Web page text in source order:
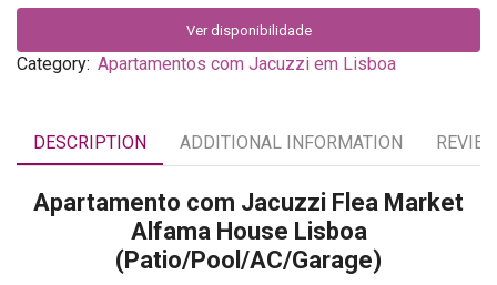
Ver disponibilidade
Category: Apartamentos com Jacuzzi em Lisboa
DESCRIPTION ADDITIONAL INFORMATION
Apartamento com Jacuzzi Flea Market
Alfama House Lisboa
(Patio/Pool/AC/Garage)